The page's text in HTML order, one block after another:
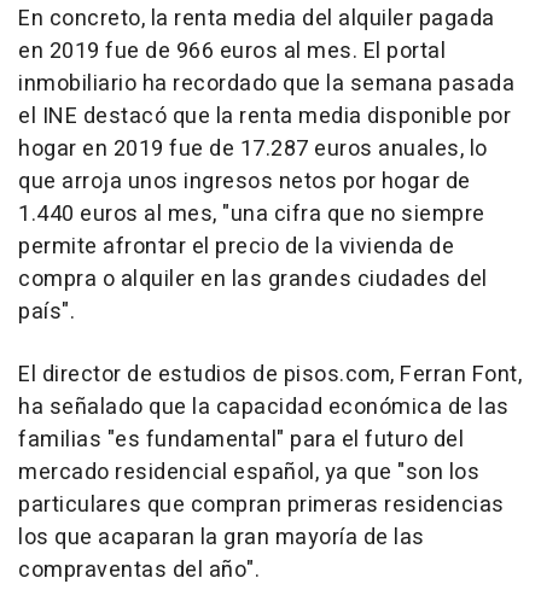
En concreto, la renta media del alquiler pagada
en 2019 fue de 966 euros al mes. El portal
inmobiliario ha recordado que la semana pasada
el INE destacó que la renta media disponible por
hogar en 2019 fue de 17.287 euros anuales, lo
que arroja unos ingresos netos por hogar de
1.440 euros al mes, "una cifra que no siempre
permite afrontar el precio de la vivienda de
compra o alquiler en las grandes ciudades del
país".
El director de estudios de pisos.com, Ferran Font,
ha señalado que la capacidad económica de las
familias "es fundamental" para el futuro del
mercado residencial español, ya que "son los
particulares que compran primeras residencias
los que acaparan la gran mayoría de las
compraventas del año".